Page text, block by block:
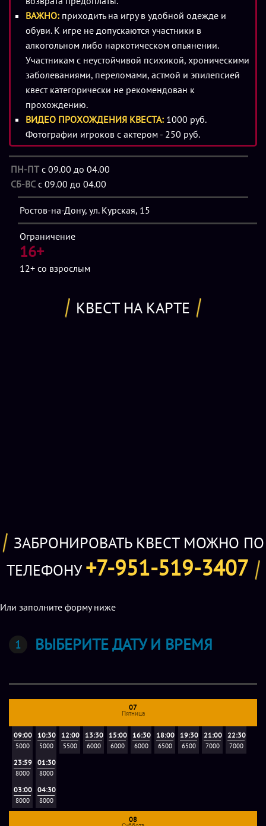
- Индивидуальные задания и разделения для каждого
участника
- Полное погружение в атмосферу заброшенной
- Детализированные авторские костюмы аниматроников,
воссозданные по образам культовых персонажей FNaF
Режимы игры
LIGHT PIZZA (12+)
версия квеста. Прохождение строится на сюжете,
атмосфере и сюжетных разделениях внутри игры. По
желанию можно добавить положительного персонажа
(доплата 1000 руб.)
SPICY PIZZA (16+)
Страшная контактная версия квеста. Это повышенный
уровень интенсивности: могут взять за руку, за ногу,
положение в пространстве. Внутри сюжетные разделения,
индивидуальные задания и игровые похищения по
ВАЖНО: приходить на игру в удобной одежде и
обуви. К игре не допускаются участники в
алкогольном либо наркотическом опьянении.
Участникам с неустойчивой психикой, хроническими
заболеваниями, переломами, астмой и эпилепсией
квест категорически не рекомендован к
прохождению.
ВИДЕО ПРОХОЖДЕНИЯ КВЕСТА: 1000 руб.
Фотографии игроков с актером - 250 руб.
ПН-ПТс 09.00 до 04.00
СБ-ВС с 09.00 до 04.00
Ростов-на-Дону, ул. Курская, 15
Ограничение
16+
12+ со взрослым
КВЕСТ НА КАРТЕ
ЗАБРОНИРОВАТЬ КВЕСТ МОЖНО ПО
ТЕЛЕФОНУ+7-951-519-3407
Или заполните форму ниже
ВЫБЕРИТЕ ДАТУ И ВРЕМЯ
07
Пятница
09:00
5000
10:30
5000
12:00
5500
13:30
6000
15:00
6000
16:30
6000
18:00
6500
19:30
6500
21:00
7000
22:30
7000
23:59
8000
01:30
8000
03:00
8000
04:30
8000
08